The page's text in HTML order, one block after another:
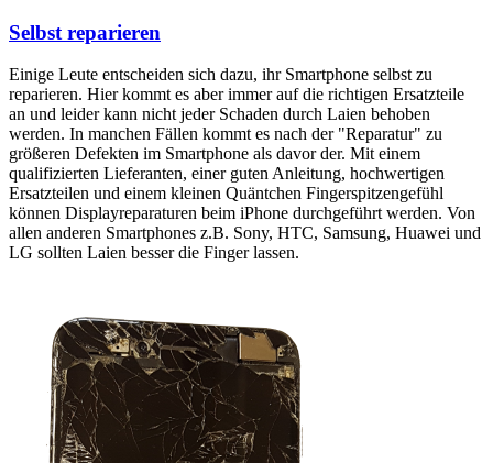
Selbst reparieren
Einige Leute entscheiden sich dazu, ihr Smartphone selbst zu
reparieren. Hier kommt es aber immer auf die richtigen Ersatzteile
an und leider kann nicht jeder Schaden durch Laien behoben
werden. In manchen Fällen kommt es nach der "Reparatur" zu
größeren Defekten im Smartphone als davor der. Mit einem
qualifizierten Lieferanten, einer guten Anleitung, hochwertigen
Ersatzteilen und einem kleinen Quäntchen Fingerspitzengefühl
können Displayreparaturen beim iPhone durchgeführt werden. Von
allen anderen Smartphones z.B. Sony, HTC, Samsung, Huawei und
LG sollten Laien besser die Finger lassen.